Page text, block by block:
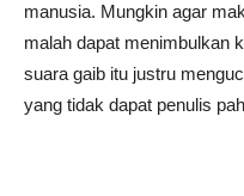
manusia. Mungkin agar
malah dapat menimbulkan
suara gaib itu justru
yang tidak dapat penulis